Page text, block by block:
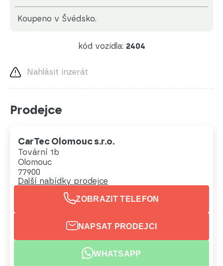
koupeno v Švédsko.
kód vozidla: 2404
Nahlásit inzerát
Prodejce
CarTec Olomouc s.r.o.
Tovární 1b
Olomouc
77900
Další nabídky prodejce
ZOBRAZIT TELEFON
NAPSAT PRODEJCI
WHATSAPP